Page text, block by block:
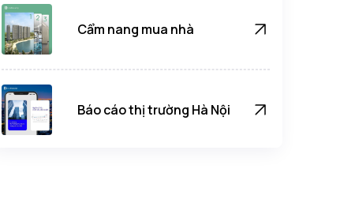
Cẩm nang mua nhà
Báo cáo thị trường Hà Nội